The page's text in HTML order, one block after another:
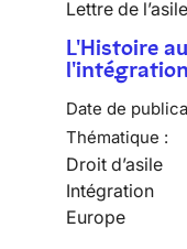
Lettre de
L'Histoire
l'intégration
Date de
Thématique :
Droit d’asile
Intégration
Europe